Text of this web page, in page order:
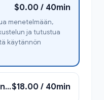
$0.00 / 40min
menetelmään,
ja tutustua
käytännön
Espanjan oppitunti Annan kanssa$18.00 / 40min